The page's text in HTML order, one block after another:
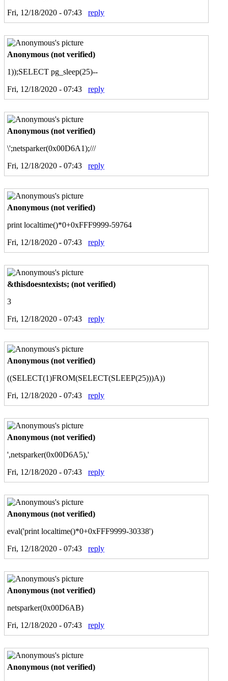
Fri, 12/18/2020 - 07:43
reply
Anonymous (not verified)
1));SELECT pg_sleep(25)--
Fri, 12/18/2020 - 07:43
reply
Anonymous (not verified)
\';netsparker(0x00D6A1);///
Fri, 12/18/2020 - 07:43
reply
Anonymous (not verified)
print localtime()*0+0xFFF9999-59764
Fri, 12/18/2020 - 07:43
reply
&thisdoesntexists; (not verified)
3
Fri, 12/18/2020 - 07:43
reply
Anonymous (not verified)
((SELECT(1)FROM(SELECT(SLEEP(25)))A))
Fri, 12/18/2020 - 07:43
reply
Anonymous (not verified)
',netsparker(0x00D6A5),'
Fri, 12/18/2020 - 07:43
reply
Anonymous (not verified)
eval('print localtime()*0+0xFFF9999-30338')
Fri, 12/18/2020 - 07:43
reply
Anonymous (not verified)
netsparker(0x00D6AB)
Fri, 12/18/2020 - 07:43
reply
Anonymous (not verified)